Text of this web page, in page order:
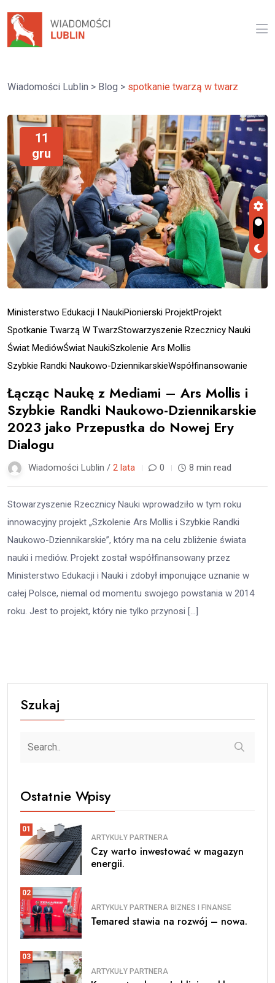
Wiadomości Lublin > Blog > spotkanie twarzą w twarz
11
gru
Ministerstwo Edukacji I NaukiPionierski ProjektProjekt
Spotkanie Twarzą W TwarzStowarzyszenie Rzecznicy Nauki
Świat MediówŚwiat NaukiSzkolenie Ars Mollis
Szybkie Randki Naukowo-DziennikarskieWspółfinansowanie
Łącząc Naukę z Mediami – Ars Mollis i
Szybkie Randki Naukowo-Dziennikarskie
2023 jako Przepustka do Nowej Ery
Dialogu
Wiadomości Lublin / 2 lata 0 8 min read
Stowarzyszenie Rzecznicy Nauki wprowadziło w tym roku
innowacyjny projekt „Szkolenie Ars Mollis i Szybkie Randki
Naukowo-Dziennikarskie”, który ma na celu zbliżenie świata
nauki i mediów. Projekt został współfinansowany przez
Ministerstwo Edukacji i Nauki i zdobył imponujące uznanie w
całej Polsce, niemal od momentu swojego powstania w 2014
roku. Jest to projekt, który nie tylko przynosi […]
Szukaj
Ostatnie Wpisy
01
ARTYKUŁY PARTNERA
Czy warto inwestować w magazyn
energii.
02
ARTYKUŁY PARTNERA BIZNES I FINANSE
Temared stawia na rozwój – nowa.
03
ARTYKUŁY PARTNERA